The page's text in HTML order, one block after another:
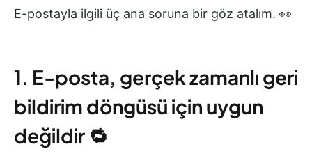
E-postayla ilgili üç ana soruna bir göz atalım. 👀
1. E-posta, gerçek zamanlı geri
bildirim döngüsü için uygun
değildir 🔁